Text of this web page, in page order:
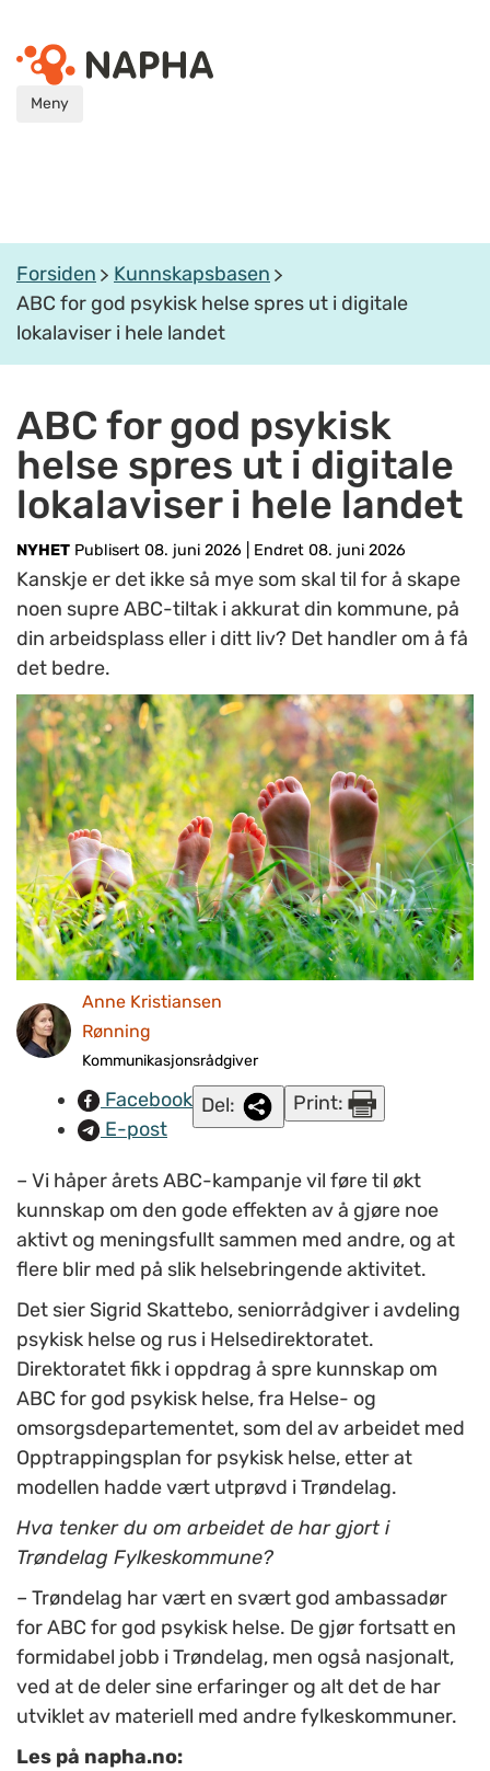
Meny
Forsiden
Kunnskapsbasen
ABC for god psykisk helse spres ut i digitale
lokalaviser i hele landet
ABC for god psykisk
helse spres ut i digitale
lokalaviser i hele landet
NYHET Publisert 08. juni 2026 Endret 08. juni 2026
Kanskje er det ikke så mye som skal til for å skape
noen supre ABC-tiltak i akkurat din kommune, på
din arbeidsplass eller i ditt liv? Det handler om å få
det bedre.
Anne Kristiansen
Rønning
Kommunikasjonsrådgiver
Facebook
E-post
Del: Print:
– Vi håper årets ABC-kampanje vil føre til økt
kunnskap om den gode effekten av å gjøre noe
aktivt og meningsfullt sammen med andre, og at
flere blir med på slik helsebringende aktivitet.
Det sier Sigrid Skattebo, seniorrådgiver i avdeling
psykisk helse og rus i Helsedirektoratet.
Direktoratet fikk i oppdrag å spre kunnskap om
ABC for god psykisk helse, fra Helse- og
omsorgsdepartementet, som del av arbeidet med
Opptrappingsplan for psykisk helse, etter at
modellen hadde vært utprøvd i Trøndelag.
Hva tenker du om arbeidet de har gjort i
Trøndelag Fylkeskommune?
– Trøndelag har vært en svært god ambassadør
for ABC for god psykisk helse. De gjør fortsatt en
formidabel jobb i Trøndelag, men også nasjonalt,
ved at de deler sine erfaringer og alt det de har
utviklet av materiell med andre fylkeskommuner.
Les på napha.no: